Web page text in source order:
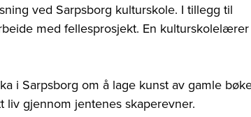
ved Sarpsborg kulturskole. I tillegg til
med fellesprosjekt. En kulturskolelærer
i Sarpsborg om å lage kunst av gamle
gjennom jentenes skaperevner.